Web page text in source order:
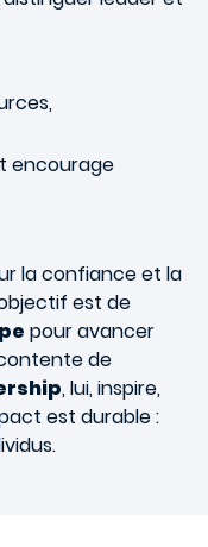
encourage
la confiance et la
est de
pour avancer
de
, lui, inspire,
est durable :